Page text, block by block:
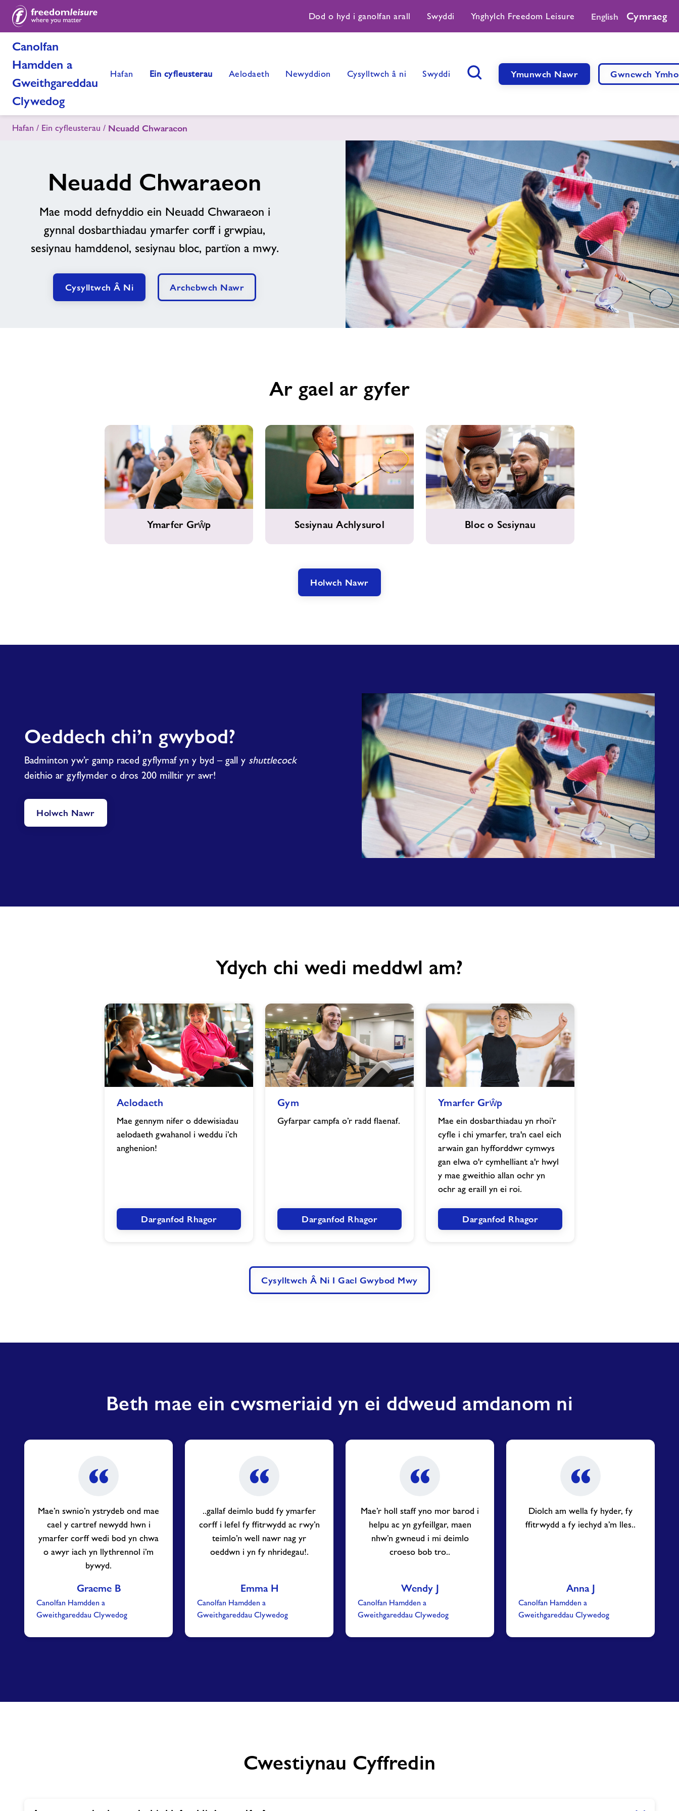
Dod o hyd i ganolfan arall Swyddi Ynghylch Freedom Leisure English Cymraeg
Canolfan
Hamdden a
Gweithgareddau
Clywedog
Hafan Ein cyfleusterau Aelodaeth Newyddion Cysylltwch â ni Swyddi Ymunwch Nawr Gwnewch
Hafan Ein cyfleusterau Neuadd Chwaraeon
Neuadd Chwaraeon
Mae modd defnyddio ein Neuadd Chwaraeon i
gynnal dosbarthiadau ymarfer corff i grwpiau,
sesiynau hamddenol, sesiynau bloc, partïon a mwy.
Cysylltwch Â Ni Archebwch Nawr
Ar gael ar gyfer
Ymarfer Grŵp
AchlysurolSesiynau Achlysurol
Sesiynau
Bloc o Sesiynau
Holwch Nawr
Oeddech chi’n gwybod?
Badminton yw’r gamp raced gyflymaf yn y byd – gall y shuttlecock
deithio ar gyflymder o dros 200 milltir yr awr!
Holwch Nawr
Ydych chi wedi meddwl am?
imageAelodaeth
Mae gennym nifer o ddewisiadau
aelodaeth gwahanol i weddu i’ch
anghenion!
Darganfod Rhagor
imageGym
Gyfarpar campfa o’r radd flaenaf.
Darganfod Rhagor
Grŵp
image
Ymarfer Grŵp
Mae ein dosbarthiadau yn rhoi’r
cyfle i chi ymarfer, tra'n cael eich
arwain gan hyfforddwr cymwys
gan elwa o'r cymhelliant a'r hwyl
y mae gweithio allan ochr yn
ochr ag eraill yn ei roi.
Darganfod Rhagor
Cysylltwch Â Ni I Gael Gwybod Mwy
Beth mae ein cwsmeriaid yn ei ddweud amdanom ni
Mae’n swnio’n ystrydeb ond mae
cael y cartref newydd hwn i
ymarfer corff wedi bod yn chwa
o awyr iach yn llythrennol i’m
bywyd.
Graeme B
Canolfan Hamdden a
Gweithgareddau Clywedog
..gallaf deimlo budd fy ymarfer
corff i lefel fy ffitrwydd ac rwy’n
teimlo’n well nawr nag yr
oeddwn i yn fy nhridegau!.
Emma H
Canolfan Hamdden a
Gweithgareddau Clywedog
Mae’r holl staff yno mor barod i
helpu ac yn gyfeillgar, maen
nhw’n gwneud i mi deimlo
croeso bob tro..
Wendy J
Canolfan Hamdden a
Gweithgareddau Clywedog
Diolch am wella fy hyder, fy
ffitrwydd a fy iechyd a’m lles..
Anna J
Canolfan Hamdden a
Gweithgareddau Clywedog
Cwestiynau Cyffredin